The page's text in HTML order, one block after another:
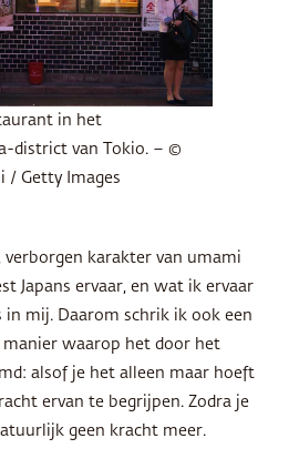
in het
district van Tokio. – ©
/ Getty Images
verborgen karakter van umami
Japans ervaar, en wat ik ervaar
in mij. Daarom schrik ik ook een
manier waarop het door het
alsof je het alleen maar hoeft
ervan te begrijpen. Zodra je
geen kracht meer.